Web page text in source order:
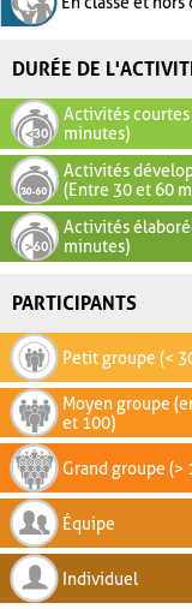
DURÉE DE
Activités courtes
minutes)
Activités
(Entre 30 et 60
Activités
minutes)
PARTICIPANTS
Petit groupe (<
Moyen groupe
et 100)
Grand groupe (>
Équipe
Individuel